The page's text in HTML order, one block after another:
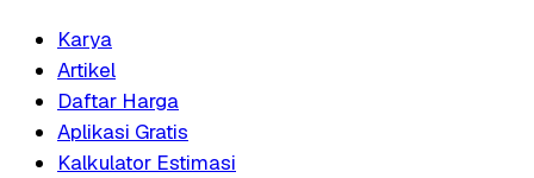
Karya
Artikel
Daftar Harga
Aplikasi Gratis
Kalkulator Estimasi